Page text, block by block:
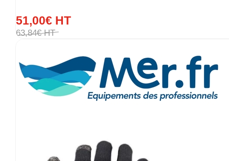
51,00€ HT
63,84€ HT